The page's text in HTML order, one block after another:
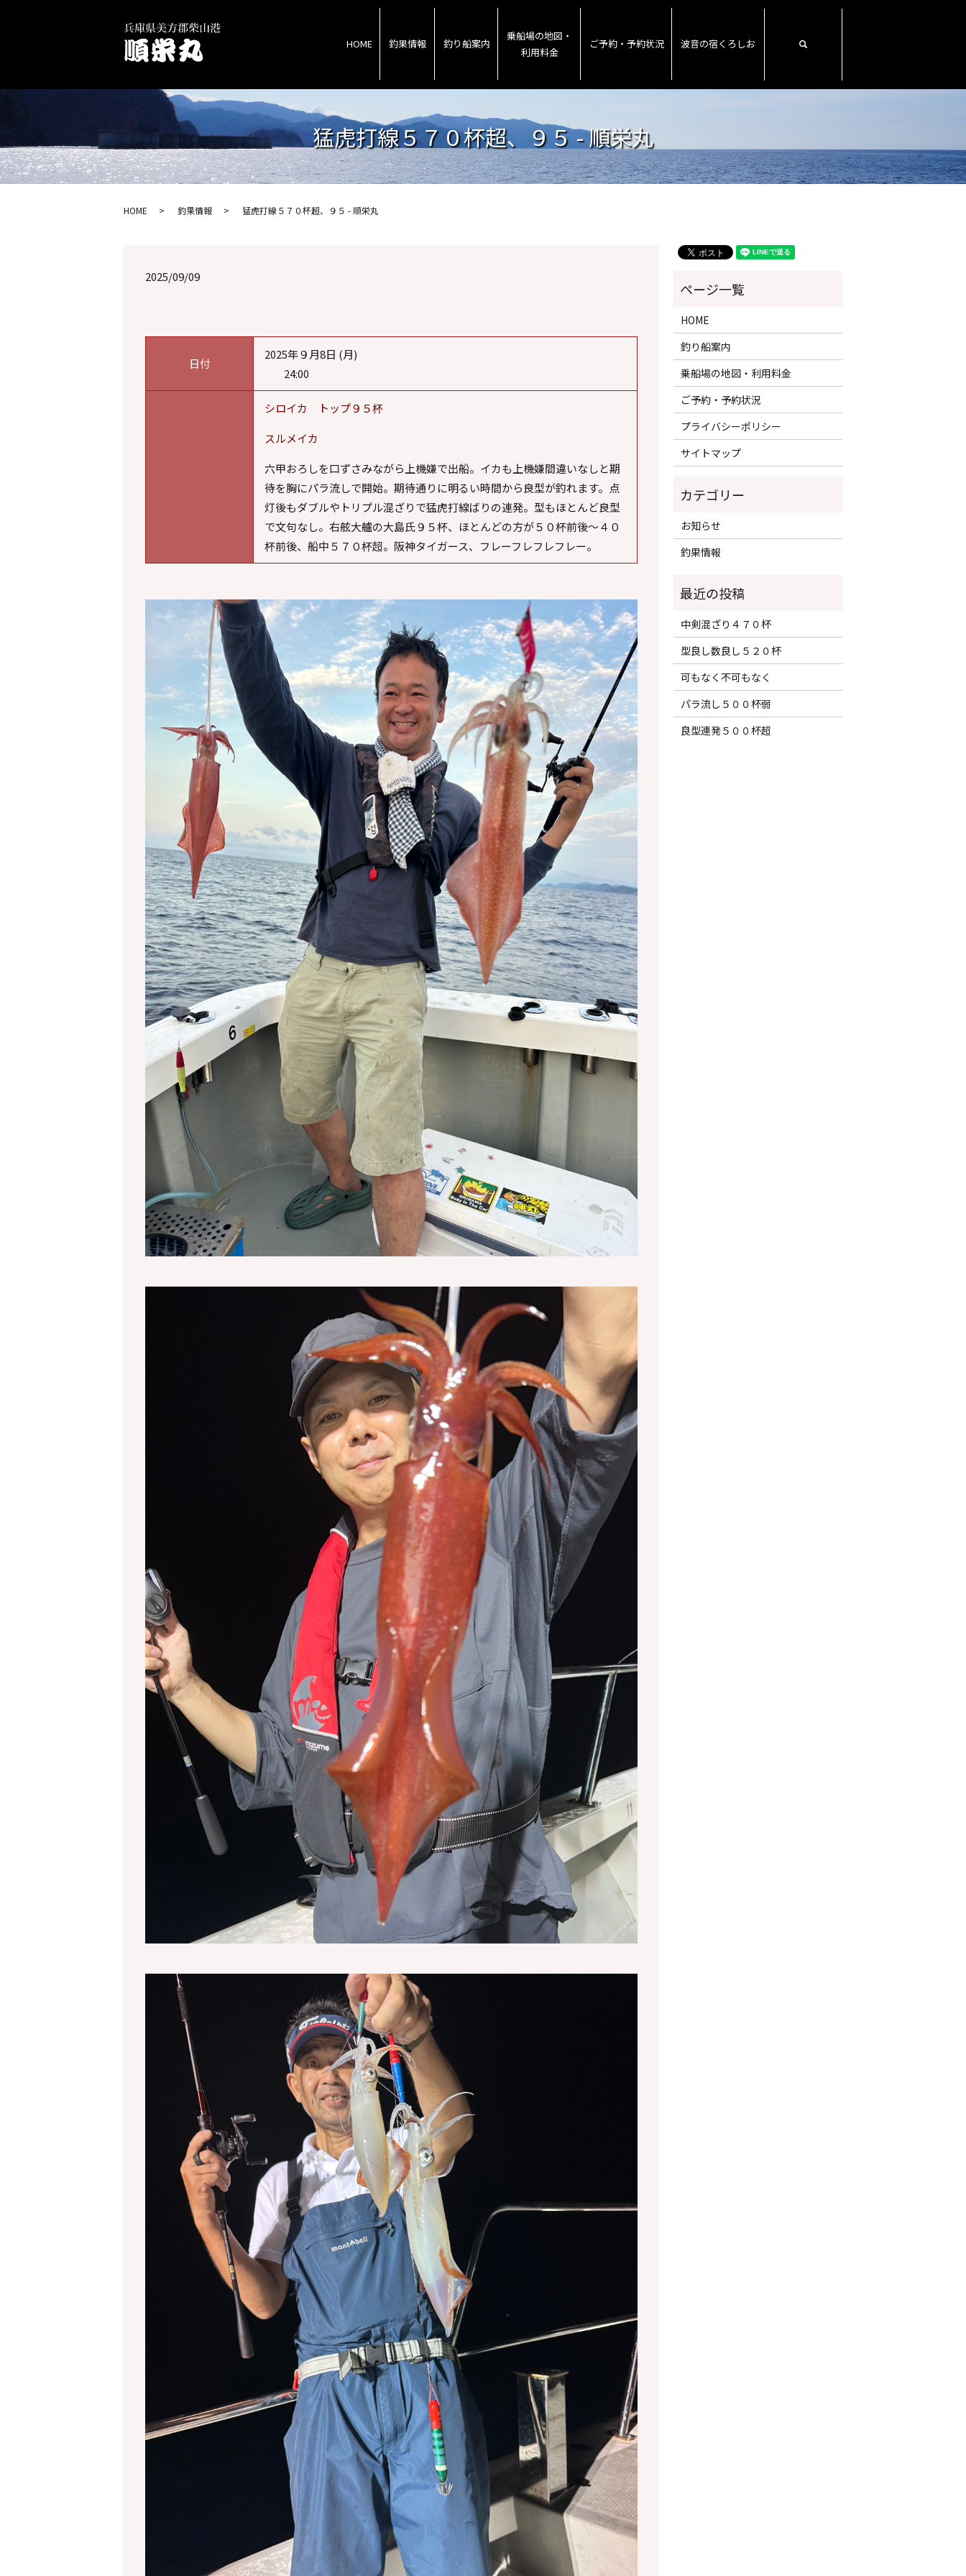
HOME 釣果情報 釣り船案内
乗船場の地図・
利用料金
ご予約・予約状況 波音の宿くろしお
猛虎打線５７０杯超、９５ - 順栄丸
HOME 釣果情報 猛虎打線５７０杯超、９５ - 順栄丸
2025/09/09
日付
2025年９月8日 (月)
24:00
シロイカ トップ９５杯
スルメイカ
六甲おろしを口ずさみながら上機嫌で出船。イカも上機嫌間違いなしと期
待を胸にパラ流しで開始。期待通りに明るい時間から良型が釣れます。点
灯後もダブルやトリプル混ざりで猛虎打線ばりの連発。型もほとんど良型
で文句なし。右舷大艫の大島氏９５杯、ほとんどの方が５０杯前後〜４０
杯前後、船中５７０杯超。阪神タイガース、フレーフレフレフレー。
HOME
釣り船案内
乗船場の地図・利用料金
ご予約・予約状況
プライバシーポリシー
サイトマップ
カテゴリー
お知らせ
釣果情報
中剣混ざり４７０杯
型良し数良し５２０杯
可もなく不可もなく
パラ流し５００杯弱
良型連発５００杯超